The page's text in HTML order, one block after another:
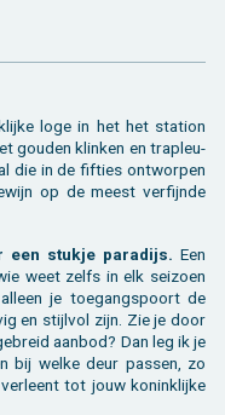
loge in het het sta­ti­on
gou­den klin­ken en trap­leu­
die in de fif­ties ont­wor­pen
op de meest ver­fijn­de
een stuk­je pa­ra­dijs. Een
weet zelfs in elk sei­zoen
je toe­gangs­poort de
en stijl­vol zijn. Zie je door
aan­bod? Dan leg ik je
bij welke deur pas­sen, zo
tot jouw ko­nink­lij­ke